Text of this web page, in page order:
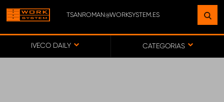
TSANROMAN@WORKSYSTEM.ES
IVECO DAILY CATEGORIAS
ENCUENTRE UNA INSTALACIÓN
CERCA DE USTED